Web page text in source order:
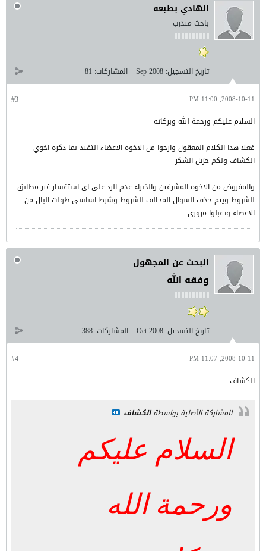
الهادي بطبعه
باحث متدرب
تاريخ التسجيل: Sep 2008 المشاركات: 81
#3 2008-10-11, 11:00 PM
السلام عليكم ورحمة الله وبركاته
فعلا هذا الكلام المعقول وارجوا من الاخوه الاعضاء التقيد بما ذكره اخوي
الكشاف ولكم جزيل الشكر
والمفروض من الاخوه المشرفين والخبراء عدم الرد على اي استفسار غير مطابق
للشروط ويتم حذف السوال المخالف للشروط وشرط اساسي طولت البال من
الاعضاء وتقبلوا مروري
البحث عن المجهول
وفقه الله
تاريخ التسجيل: Oct 2008 المشاركات: 388
#4 2008-10-11, 11:07 PM
الكشاف
المشاركة الأصلية بواسطةالكشاف
السلام عليكم
ورحمة الله